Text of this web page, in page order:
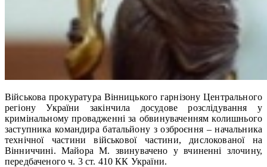
Військова прокуратура Вінницького гарнізону Центрального
регіону України закінчила досудове розслідування у
кримінальному провадженні за обвинуваченням колишнього
заступника командира батальйону з озброєння – начальника
технічної частини військової частини, дислокованої на
Вінниччині. Майора М. звинувачено у вчиненні злочину,
передбаченого ч. 3 ст. 410 КК України.